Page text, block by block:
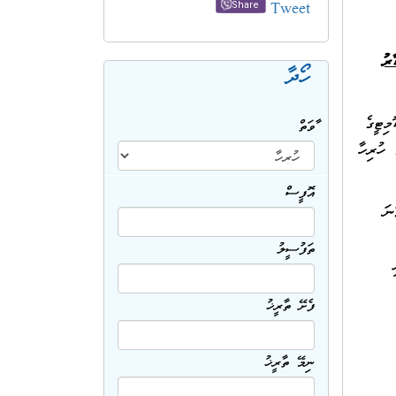
ކާރު
ހުރިހާ
ކޮމިޝަން (ޕޯޓް ކޮމްޕްލެކްސް 5 ވަނަ
Tweet
Share
ހޯދާ
ބާވަތް
އޮފީސް
ތަފުސީލު
ފެށޭ ތާރީޚު
ނިމޭ ތާރީޚު